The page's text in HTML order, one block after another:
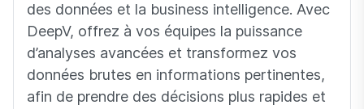
des données et la business intelligence. Avec
DeepV, offrez à vos équipes la puissance
d’analyses avancées et transformez vos
données brutes en informations pertinentes,
afin de prendre des décisions plus rapides et